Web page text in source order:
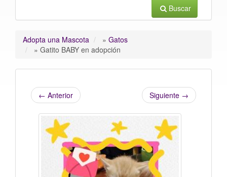
Buscar
Adopta una Mascota » Gatos
» Gatito BABY en adopción
← Anterior Siguiente →